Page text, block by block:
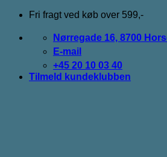
Fortsæt
indhold
Fri fragt ved køb over 599,-
Nørregade 16, 8700
E-mail
+45 20 10 03 40
Tilmeld kundeklubben